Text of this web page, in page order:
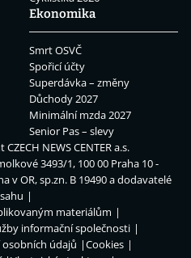
Ekonomika
Smrt OSVČ
Spořicí účty
Superdávka – změny
Důchody 2027
Minimální mzda 2027
Senior Pas – slevy
CZECH NEWS CENTER a.s.
3493/1, 100 00 Praha 10 -
v OR, sp.zn. B 19490 a dodavatelé
materiálům
informační společnosti
údajů
Cookies